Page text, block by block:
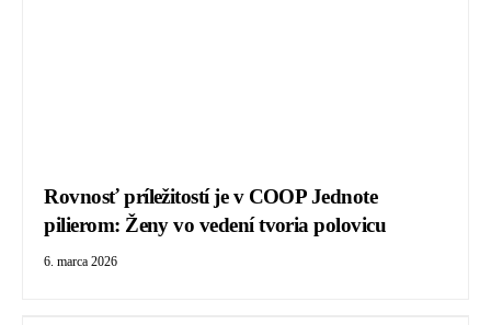
Rovnosť príležitostí je v COOP Jednote
pilierom: Ženy vo vedení tvoria polovicu
6. marca 2026